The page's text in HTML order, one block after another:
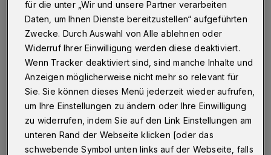
Hauptdarstellerin betrafen, bitten Redaktion und
Verlagsleitung der Wuppertaler Rundschau sowie Autor
Stefan Schmöe zu allererst die betroffene Künstlerin,
jedoch auch alle anderen Beteiligten der „Cinderella“-
Produktion sowie unsere Leserinnen und Leser in aller
Form um Verzeihung.
19.12.2023 , 13:44 Uhr
für die unter „Wir und unsere Partner verarbeiten
Daten, um Ihnen Dienste bereitzustellen“ aufgeführten
Zwecke. Durch Auswahl von Alle ablehnen oder
Widerruf Ihrer Einwilligung werden diese deaktiviert.
Wenn Tracker deaktiviert sind, sind manche Inhalte und
Anzeigen möglicherweise nicht mehr so relevant für
Sie. Sie können dieses Menü jederzeit wieder aufrufen,
um Ihre Einstellungen zu ändern oder Ihre Einwilligung
zu widerrufen, indem Sie auf den Link Einstellungen am
unteren Rand der Webseite klicken [oder das
schwebende Symbol unten links auf der Webseite, falls